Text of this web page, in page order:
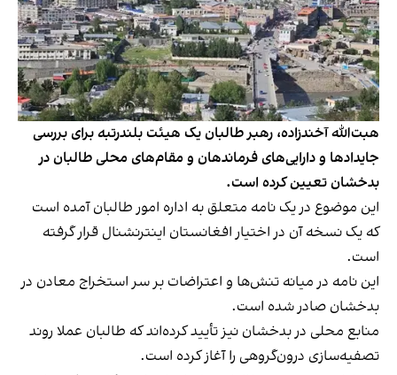
هبت‌الله آخندزاده، رهبر طالبان یک هیئت بلندرتبه برای بررسی
جایدادها و دارایی‌های فرماندهان و مقام‌های محلی طالبان در
بدخشان تعیین کرده است.
این موضوع در یک نامه متعلق به اداره امور طالبان آمده است
که یک نسخه آن در اختیار افغانستان اینترنشنال قرار گرفته
است.
این نامه در میانه تنش‌ها و اعتراضات بر سر استخراج معادن در
بدخشان صادر شده است.
منابع محلی در بدخشان نیز تأیید کرده‌اند که طالبان عملا روند
تصفیه‌‌سازی درون‌گروهی را آغاز کرده است.